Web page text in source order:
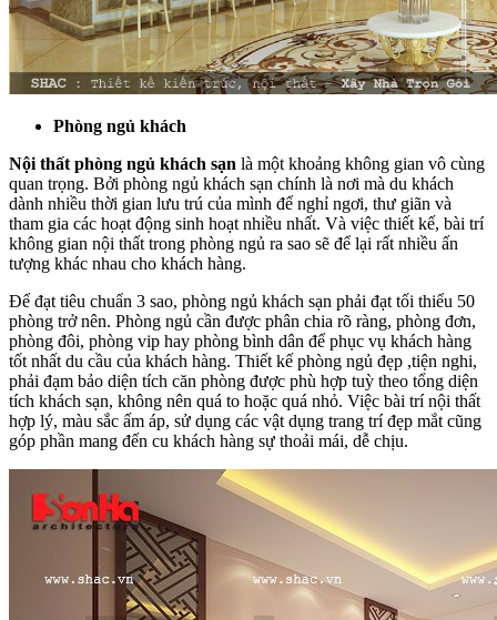
Phòng ngủ khách
Nội thất phòng ngủ khách sạn là một khoảng không gian vô cùng
quan trọng. Bởi phòng ngủ khách sạn chính là nơi mà du khách
dành nhiều thời gian lưu trú của mình để nghỉ ngơi, thư giãn và
tham gia các hoạt động sinh hoạt nhiều nhất. Và việc thiết kế, bài trí
không gian nội thất trong phòng ngủ ra sao sẽ để lại rất nhiều ấn
tượng khác nhau cho khách hàng.
Để đạt tiêu chuẩn 3 sao, phòng ngủ khách sạn phải đạt tối thiểu 50
phòng trở nên. Phòng ngủ cần được phân chia rõ ràng, phòng đơn,
phòng đôi, phòng vip hay phòng bình dân để phục vụ khách hàng
tốt nhất du cầu của khách hàng. Thiết kế phòng ngủ đẹp ,tiện nghi,
phải đạm bảo diện tích căn phòng được phù hợp tuỳ theo tổng diện
tích khách sạn, không nên quá to hoặc quá nhỏ. Việc bài trí nội thất
hợp lý, màu sắc ấm áp, sử dụng các vật dụng trang trí đẹp mắt cũng
góp phần mang đến cu khách hàng sự thoải mái, dễ chịu.